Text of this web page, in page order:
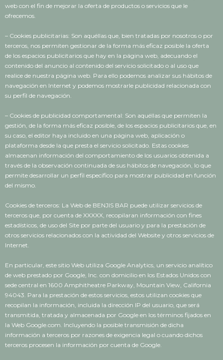
web con el fin de mejorar la oferta de productos o servicios que le
ofrecemos.
– Cookies publicitarias: Son aquéllas que, bien tratadas por nosotros o por
terceros, nos permiten gestionar de la forma más eficaz posible la oferta
de los espacios publicitarios que hay en la página web, adecuando el
contenido del anuncio al contenido del servicio solicitado o al uso que
realice de nuestra página web. Para ello podemos analizar sus hábitos de
navegación en Internet y podemos mostrarle publicidad relacionada con
su perfil de navegación.
– Cookies de publicidad comportamental: Son aquéllas que permiten la
gestión, de la forma más eficaz posible, de los espacios publicitarios que, en
su caso, el editor haya incluido en una página web, aplicación o
plataforma desde la que presta el servicio solicitado. Estas cookies
almacenan información del comportamiento de los usuarios obtenida a
través de la observación continuada de sus hábitos de navegación, lo que
permite desarrollar un perfil específico para mostrar publicidad en función
del mismo.
Cookies de terceros: La Web de BENJIS BAR puede utilizar servicios de
terceros que, por cuenta de XXXXX, recopilaran información con fines
estadísticos, de uso del Site por parte del usuario y para la prestación de
otros servicios relacionados con la actividad del Website y otros servicios de
Internet.
En particular, este sitio Web utiliza Google Analytics, un servicio analítico
de web prestado por Google, Inc. con domicilio en los Estados Unidos con
sede central en 1600 Amphitheatre Parkway, Mountain View, California
94043. Para la prestación de estos servicios, estos utilizan cookies que
recopilan la información, incluida la dirección IP del usuario, que será
transmitida, tratada y almacenada por Google en los términos fijados en
la Web Google.com. Incluyendo la posible transmisión de dicha
información a terceros por razones de exigencia legal o cuando dichos
terceros procesen la información por cuenta de Google.